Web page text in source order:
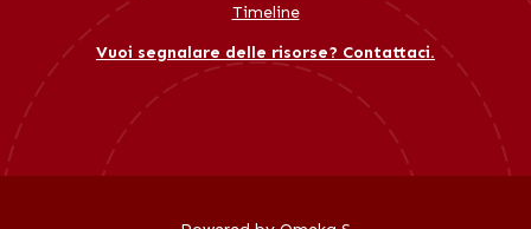
Timeline
Vuoi segnalare delle risorse? Contattaci.